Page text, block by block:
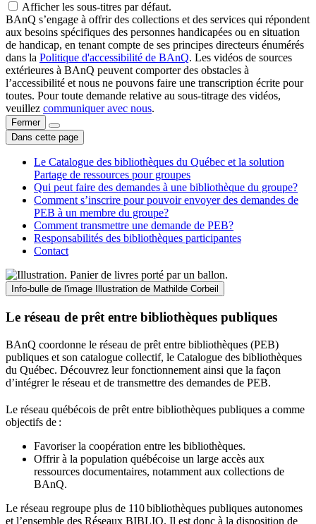
Afficher les sous-titres par défaut.
BAnQ s’engage à offrir des collections et des services qui répondent
aux besoins spécifiques des personnes handicapées ou en situation
de handicap, en tenant compte de ses principes directeurs énumérés
dans la Politique d'accessibilité de BAnQ. Les vidéos de sources
extérieures à BAnQ peuvent comporter des obstacles à
l’accessibilité et nous ne pouvons faire une transcription écrite pour
toutes. Pour toute demande relative au sous-titrage des vidéos,
veuillez communiquer avec nous.
Fermer
Dans cette page
Le Catalogue des bibliothèques du Québec et la solution
Partage de ressources pour groupes
Qui peut faire des demandes à une bibliothèque du groupe?
Comment s’inscrire pour pouvoir envoyer des demandes de
PEB à un membre du groupe?
Comment transmettre une demande de PEB?
Responsabilités des bibliothèques participantes
Contact
Info-bulle de l'image Illustration de Mathilde Corbeil
Le réseau de prêt entre bibliothèques publiques
BAnQ coordonne le réseau de prêt entre bibliothèques (PEB)
publiques et son catalogue collectif, le Catalogue des bibliothèques
du Québec. Découvrez leur fonctionnement ainsi que la façon
d’intégrer le réseau et de transmettre des demandes de PEB.
Le réseau québécois de prêt entre bibliothèques publiques a comme
objectifs de :
Favoriser la coopération entre les bibliothèques.
Offrir à la population québécoise un large accès aux
ressources documentaires, notamment aux collections de
BAnQ.
Le réseau regroupe plus de 110bibliothèques publiques autonomes
et l’ensemble des Réseaux BIBLIO. Il est donc à la disposition de